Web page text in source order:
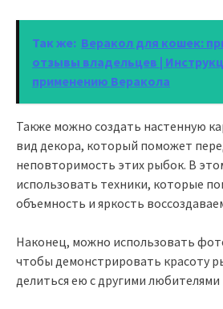
Так же: Веракол для кошек:
отзывы владельцев |
применению Веракола
Также можно создать настенную
вид декора, который поможет
неповторимость этих рыбок. В
использовать техники, которые
объемность и яркость
Наконец, можно использовать
чтобы демонстрировать красоту
делиться ею с другими